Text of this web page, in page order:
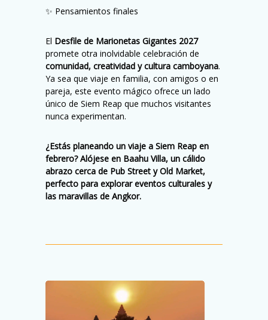
✨ Pensamientos finales
El Desfile de Marionetas Gigantes 2027
promete otra inolvidable celebración de
comunidad, creatividad y cultura camboyana.
Ya sea que viaje en familia, con amigos o en
pareja, este evento mágico ofrece un lado
único de Siem Reap que muchos visitantes
nunca experimentan.
¿Estás planeando un viaje a Siem Reap en
febrero? Alójese en Baahu Villa, un cálido
abrazo cerca de Pub Street y Old Market,
perfecto para explorar eventos culturales y
las maravillas de Angkor.